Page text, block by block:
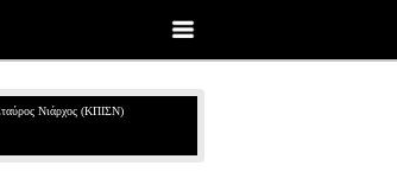
Νιάρχος (ΚΠΙΣΝ)